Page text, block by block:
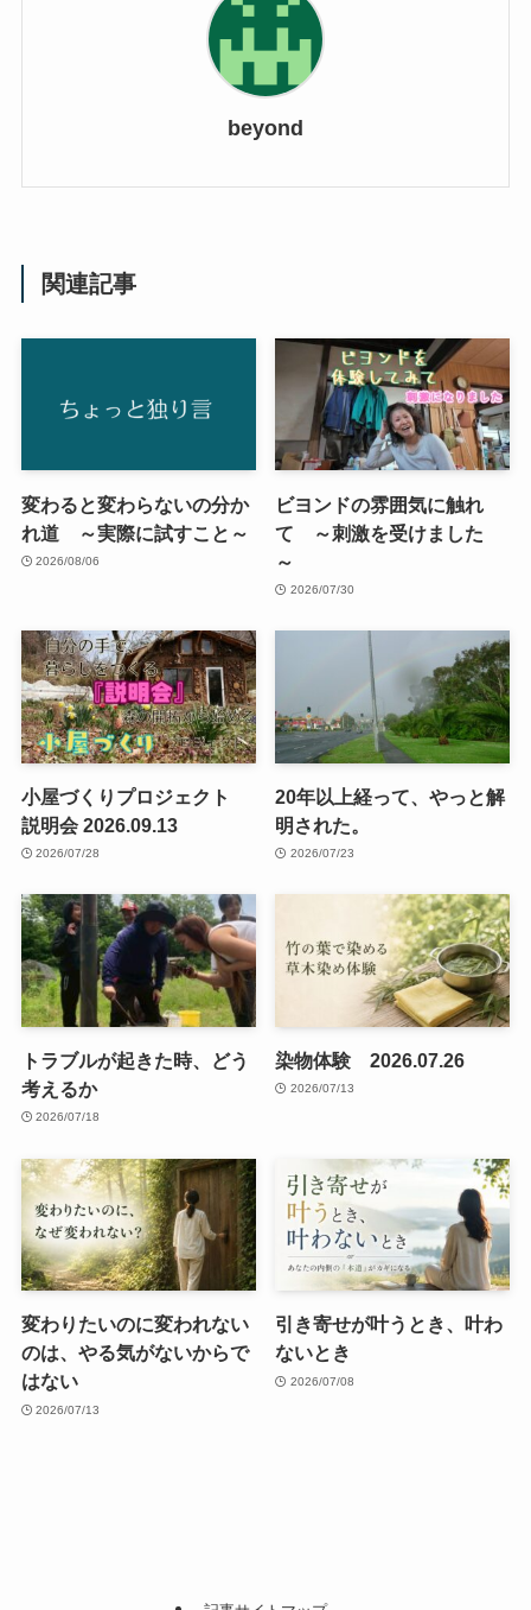
beyond
関連記事
変わると変わらないの分か
れ道 ～実際に試すこと～
2026/08/06
ビヨンドの雰囲気に触れ
て ～刺激を受けました
～
2026/07/30
小屋づくりプロジェクト
説明会 2026.09.13
2026/07/28
20年以上経って、やっと解
明された。
2026/07/23
トラブルが起きた時、どう
考えるか
2026/07/18
染物体験 2026.07.26
2026/07/13
変わりたいのに変われない
のは、やる気がないからで
はない
2026/07/13
引き寄せが叶うとき、叶わ
ないとき
2026/07/08